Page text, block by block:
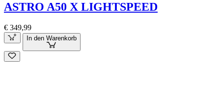
ASTRO A50 X LIGHTSPEED
€ 349,99
In den Warenkorb